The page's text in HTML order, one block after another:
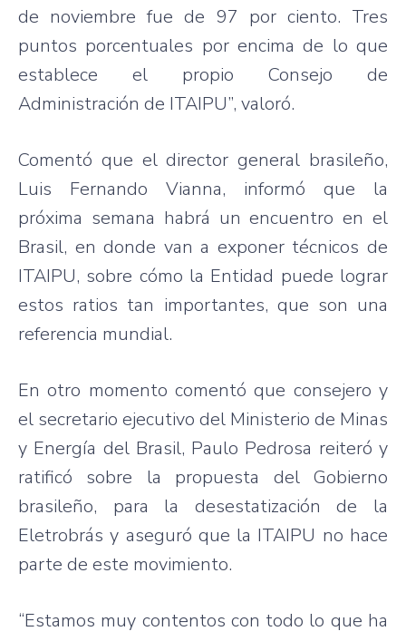
de noviembre fue de 97 por ciento. Tres
puntos porcentuales por encima de lo que
establece el propio Consejo de
Administración de ITAIPU”, valoró.
Comentó que el director general brasileño,
Luis Fernando Vianna, informó que la
próxima semana habrá un encuentro en el
Brasil, en donde van a exponer técnicos de
ITAIPU, sobre cómo la Entidad puede lograr
estos ratios tan importantes, que son una
referencia mundial.
En otro momento comentó que consejero y
el secretario ejecutivo del Ministerio de Minas
y Energía del Brasil, Paulo Pedrosa reiteró y
ratificó sobre la propuesta del Gobierno
brasileño, para la desestatización de la
Eletrobrás y aseguró que la ITAIPU no hace
parte de este movimiento.
“Estamos muy contentos con todo lo que ha